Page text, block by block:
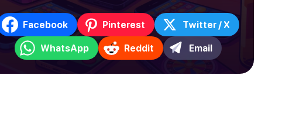
Facebook Pinterest Twitter / X
WhatsApp Reddit Email